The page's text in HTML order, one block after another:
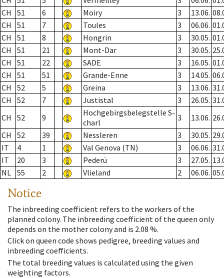
CH
51 6 Moiry 3 13.06.
CH
51 7 Toules 3 06.06.
CH
51 8 Hongrin 3 30.05.
CH
51 21 Mont-Dar 3 30.05.
CH
51 22 SADE 3 16.05.
CH
51 51 Grande-Enne 3 14.05.
CH
52 5 Greina 3 13.06.
CH
52 7 Justistal 3 26.05.
CH
52 9
Hochgebirgsbelegstelle S-
charl
3 13.06.
CH
52 39 Nessleren 3 30.05.
IT
4 1 Val Genova (TN) 3 06.06.
IT
20 3 Pederü 3 27.05.
NL 55 2 Vlieland 2 06.06.
Notice
The inbreeding coefficient refers to the workers of the
planned colony. The inbreeding coefficient of the queen only
depends on the mother colony and is 2.08 %.
Click on queen code shows pedigree, breeding values and
inbreeding coefficients.
The total breeding values is calculated using the given
weighting factors.